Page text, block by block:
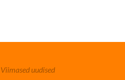
Viimased uudised